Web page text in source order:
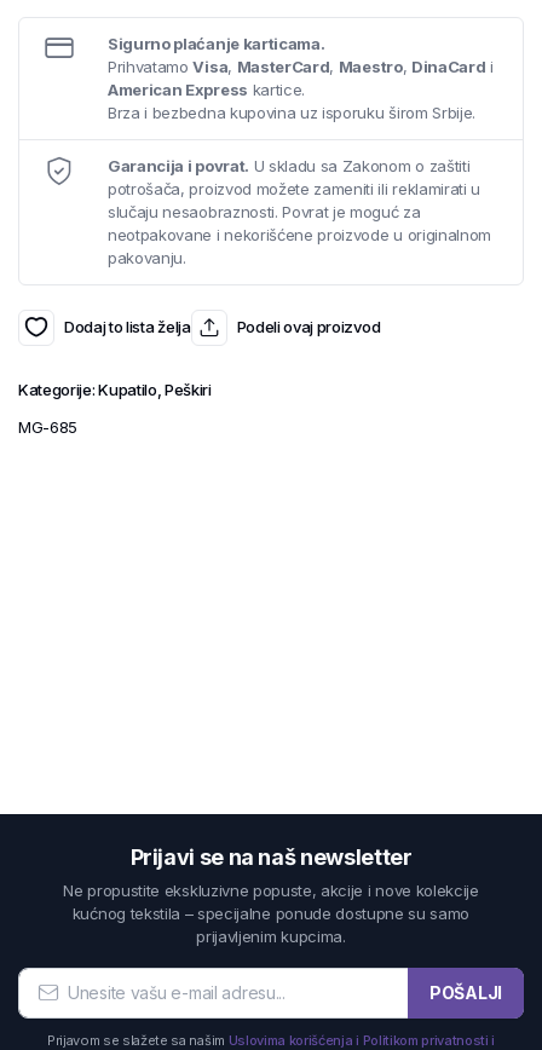
Sigurno plaćanje karticama.
PrihvatamoVisa, MasterCard, Maestro, DinaCard i
American Express kartice.
Brza i bezbedna kupovina uz isporuku širom Srbije.
Garancija i povrat. U skladu sa Zakonom o zaštiti
potrošača, proizvod možete zameniti ili reklamirati u
slučaju nesaobraznosti. Povrat je moguć za
neotpakovane i nekorišćene proizvode u originalnom
pakovanju.
Dodaj to lista želja Podeli ovaj proizvod
Kategorije:Kupatilo Peškiri
MG-685
Prijavi se na naš newsletter
Ne propustite ekskluzivne popuste, akcije i nove kolekcije
kućnog tekstila – specijalne ponude dostupne su samo
prijavljenim kupcima.
POŠALJI
Prijavom se slažete sa našim Uslovima korišćenja i Politikom privatnosti i